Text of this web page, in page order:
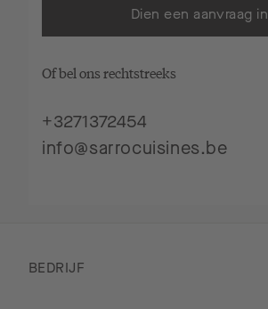
Dien een aanvraag in
Of bel ons rechtstreeks
+3271372454
info@sarrocuisines.be
BEDRIJF